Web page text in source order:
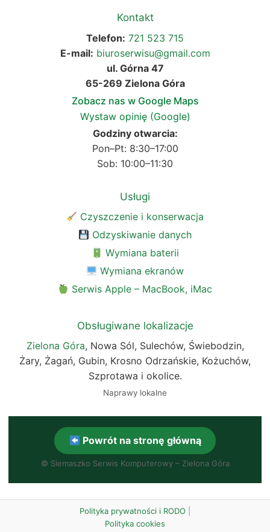
Kontakt
Telefon: 721 523 715
E-mail: biuroserwisu@gmail.com
ul. Górna 47
65-269 Zielona Góra
Zobacz nas w Google Maps
Wystaw opinię (Google)
Godziny otwarcia:
Pon–Pt: 8:30–17:00
Sob: 10:00–11:30
Usługi
Czyszczenie i konserwacja
Odzyskiwanie danych
Wymiana baterii
Wymiana ekranów
Serwis Apple – MacBook, iMac
Obsługiwane lokalizacje
Zielona Góra, Nowa Sól, Sulechów, Świebodzin,
Żary, Żagań, Gubin, Krosno Odrzańskie, Kożuchów,
Szprotawa i okolice.
Naprawy lokalne
Powrót na stronę główną
© Siemaszko Serwis Komputerowy – Zielona Góra
Polityka prywatności i RODO
Polityka cookies